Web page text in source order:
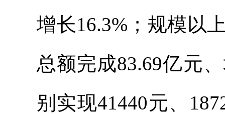
增长16.3%；规模以
总额完成83.69亿元
别实现41440元、